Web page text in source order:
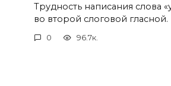
Трудность написания слова
во второй слоговой гласной.
0 96.7к.